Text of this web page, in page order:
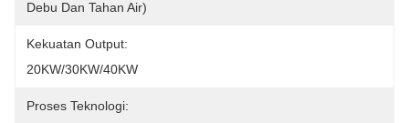
Debu Dan Tahan Air)
Kekuatan Output:
20KW/30KW/40KW
Proses Teknologi: